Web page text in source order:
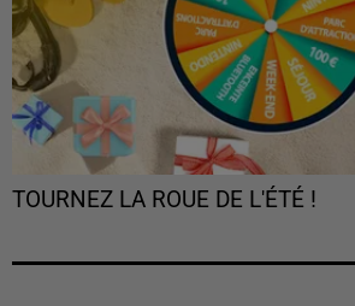
TOURNEZ LA ROUE DE L'ÉTÉ !